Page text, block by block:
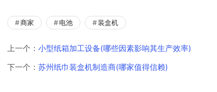
商家 电池 装盒机
上一个： 小型纸箱加工设备(哪些因素影响其生产效率)
下一个： 苏州纸巾装盒机制造商(哪家值得信赖)